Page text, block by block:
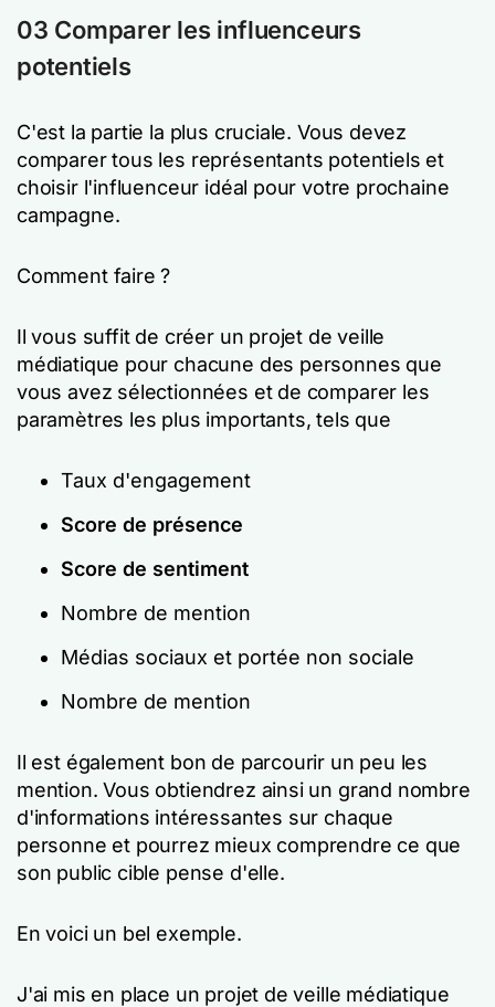
03 Comparer les influenceurs
potentiels
C'est la partie la plus cruciale. Vous devez
comparer tous les représentants potentiels et
choisir l'influenceur idéal pour votre prochaine
campagne.
Comment faire ?
Il vous suffit de créer un projet de veille
médiatique pour chacune des personnes que
vous avez sélectionnées et de comparer les
paramètres les plus importants, tels que
Taux d'engagement
Score de présence
Score de sentiment
Nombre de mention
Médias sociaux et portée non sociale
Nombre de mention
Il est également bon de parcourir un peu les
mention. Vous obtiendrez ainsi un grand nombre
d'informations intéressantes sur chaque
personne et pourrez mieux comprendre ce que
son public cible pense d'elle.
En voici un bel exemple.
J'ai mis en place un projet de veille médiatique